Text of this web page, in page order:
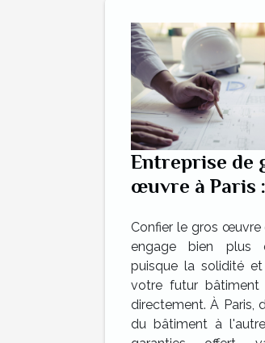
Entreprise de
œuvre à Paris
chantier sûr ?
Confier le gros
engage bien plus
puisque la solidité
votre futur bâtiment
directement. À Paris,
du bâtiment à